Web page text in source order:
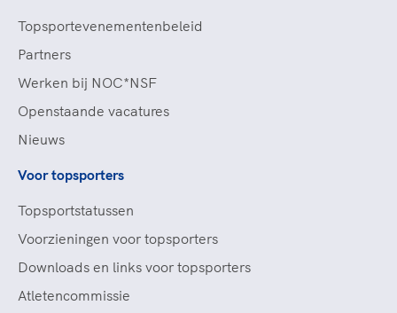
Topsportevenementenbeleid
Partners
Werken bij NOC*NSF
Openstaande vacatures
Nieuws
Voor topsporters
Topsportstatussen
Voorzieningen voor topsporters
Downloads en links voor topsporters
Atletencommissie